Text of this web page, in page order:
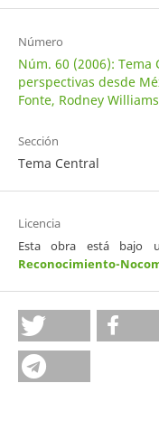
Número
Núm. 60 (2006):
perspectivas desde
Fonte, Rodney
Sección
Tema Central
Licencia
Esta obra está bajo
Reconocimiento-